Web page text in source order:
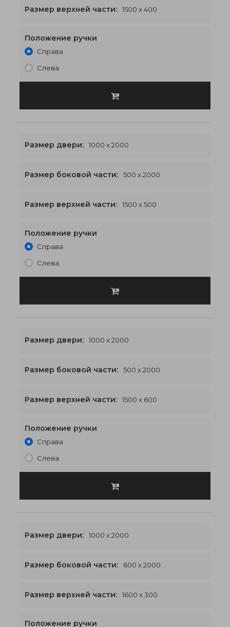
1500 x 2400€549
Размер верхней части: 1500 x 400
Положение ручки
Справа
Слева
1500 x 2500€557
Размер двери: 1000 x 2000
Размер боковой части: 500 x 2000
Размер верхней части: 1500 x 500
Положение ручки
Справа
Слева
1500 x 2600€566
Размер двери: 1000 x 2000
Размер боковой части: 500 x 2000
Размер верхней части: 1500 x 600
Положение ручки
Справа
Слева
1600 x 2300€554
Размер двери: 1000 x 2000
Размер боковой части: 600 x 2000
Размер верхней части: 1600 x 300
Положение ручки